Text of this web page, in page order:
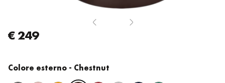
€ 249
Colore esterno - Chestnut